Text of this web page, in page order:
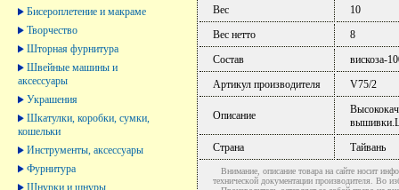
Бисероплетение и макраме
Творчество
Шторная фурнитура
Швейные машины и
аксессуары
Украшения
Шкатулки, коробки, сумки,
кошельки
Инструменты, аксессуары
Фурнитура
Шнурки и шнуры
Вес
10
Вес нетто
8
Состав
вискоза-
Артикул производителя
V75/2
Описание
Страна
Тайвань
Внимание, описание товара на сайте носит
технической документации производителя. Во